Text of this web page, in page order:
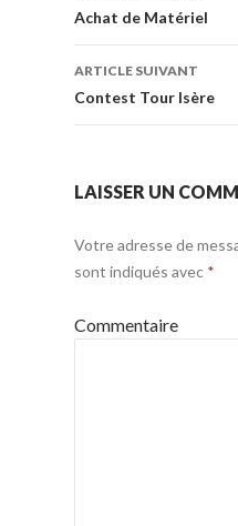
Navigation
Achat de Matériel
ARTICLE SUIVANT
Contest Tour Isère
LAISSER UN
Votre adresse de
sont indiqués avec *
Commentaire